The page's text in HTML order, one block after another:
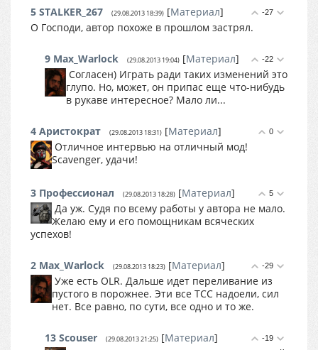
-27
5 STALKER_267 (29.08.2013 18:39) [Материал]
О Господи, автор похоже в прошлом застрял.
-22
9 Max_Warlock (29.08.2013 19:04) [Материал]
Согласен) Играть ради таких изменений это
глупо. Но, может, он припас еще что-нибудь
в рукаве интересное? Мало ли...
0
4 Аристократ (29.08.2013 18:31) [Материал]
Отличное интервью на отличный мод!
Scavenger, удачи!
5
3 Профессионал (29.08.2013 18:28) [Материал]
Да уж. Судя по всему работы у автора не мало.
Желаю ему и его помощникам всяческих
успехов!
-29
2 Max_Warlock (29.08.2013 18:23) [Материал]
Уже есть OLR. Дальше идет переливание из
пустого в порожнее. Эти все ТСС надоели, сил
нет. Все равно, по сути, все одно и то же.
-19
13 Scouser (29.08.2013 21:25) [Материал]